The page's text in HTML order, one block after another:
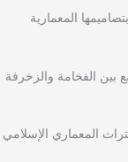
المعمارية
بين الفخامة والزخرفة
المعماري الإسلامي